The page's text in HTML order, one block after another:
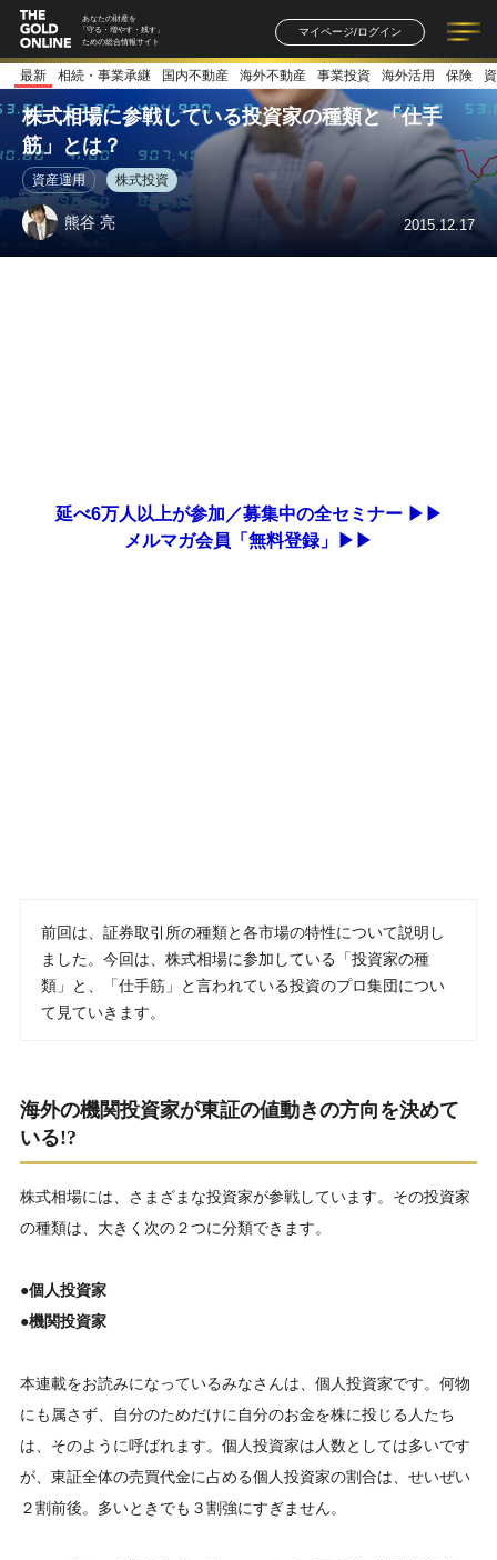
あなたの財産を
「守る・増やす・残す」
ための総合情報サイト
マイページ/ログイン
記事一覧 連載一覧
著者一覧 書籍一覧
最新 相続・事業承継 国内不動産 海外不動産 事業投資 海外活用 保険
株式相場に参戦している投資家の種類と「仕手
筋」とは？
資産運用 株式投資
熊谷 亮 2015.12.17
延べ6万人以上が参加／募集中の全セミナー ▶▶
メルマガ会員「無料登録」▶▶
前回は、証券取引所の種類と各市場の特性について説明し
ました。今回は、株式相場に参加している「投資家の種
類」と、「仕手筋」と言われている投資のプロ集団につい
て見ていきます。
海外の機関投資家が東証の値動きの方向を決めて
いる!?
株式相場には、さまざまな投資家が参戦しています。その投資家
の種類は、大きく次の２つに分類できます。
●個人投資家
●機関投資家
本連載をお読みになっているみなさんは、個人投資家です。何物
にも属さず、自分のためだけに自分のお金を株に投じる人たち
は、そのように呼ばれます。個人投資家は人数としては多いです
が、東証全体の売買代金に占める個人投資家の割合は、せいぜい
２割前後。多いときでも３割強にすぎません。